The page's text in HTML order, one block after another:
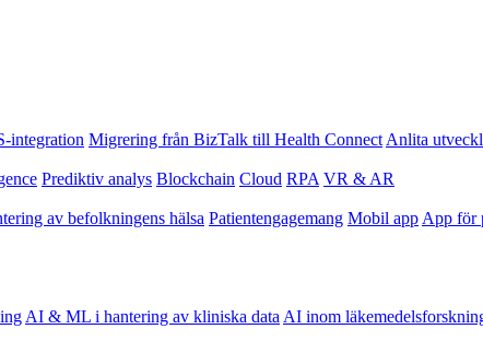
integration Migrering från BizTalk till Health Connect Anlita
Prediktiv analys Blockchain Cloud RPA VR & AR
av befolkningens hälsa Patientengagemang Mobil app App för
AI & ML i hantering av kliniska data AI inom